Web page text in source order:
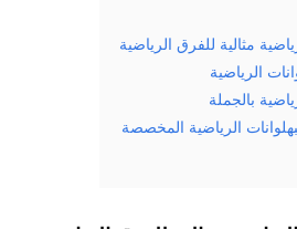
مثالية للفرق الرياضية
الرياضية
بالجملة
الرياضية المخصصة